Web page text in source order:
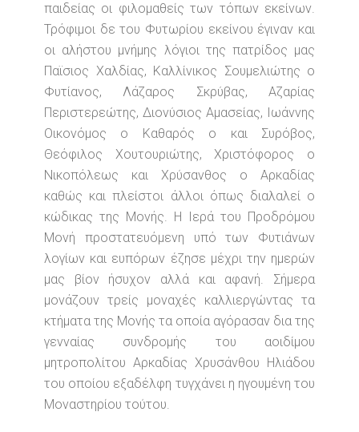
παιδείας οι φιλομαθείς των τόπων εκείνων.
Τρόφιμοι δε του Φυτωρίου εκείνου έγιναν και
οι αλήστου μνήμης λόγιοι της πατρίδος μας
Παϊσιος Χαλδίας, Καλλίνικος Σουμελιώτης ο
Φυτίανος, Λάζαρος Σκρύβας, Αζαρίας
Περιστερεώτης, Διονύσιος Αμασείας, Ιωάννης
Οικονόμος ο Καθαρός ο και Συρόβος,
Θεόφιλος Χουτουριώτης, Χριστόφορος ο
Νικοπόλεως και Χρύσανθος ο Αρκαδίας
καθώς και πλείστοι άλλοι όπως διαλαλεί ο
κώδικας της Μονής. Η Ιερά του Προδρόμου
Μονή προστατευόμενη υπό των Φυτιάνων
λογίων και ευπόρων έζησε μέχρι την ημερών
μας βίον ήσυχον αλλά και αφανή. Σήμερα
μονάζουν τρείς μοναχές καλλιεργώντας τα
κτήματα της Μονής τα οποία αγόρασαν δια της
γενναίας συνδρομής του αοιδίμου
μητροπολίτου Αρκαδίας Χρυσάνθου Ηλιάδου
του οποίου εξαδέλφη τυγχάνει η ηγουμένη του
Μοναστηρίου τούτου.